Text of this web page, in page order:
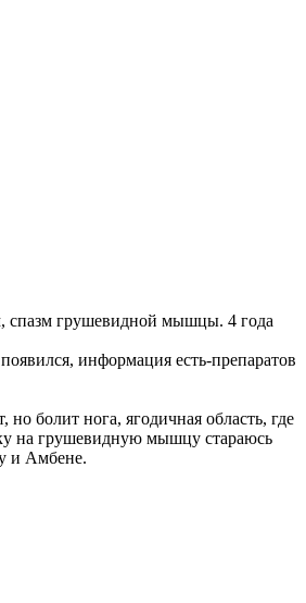
спазм грушевидной мышцы. 4 года
информация есть-препаратов
болит нога, ягодичная область, где
на грушевидную мышцу стараюсь
и Амбене.